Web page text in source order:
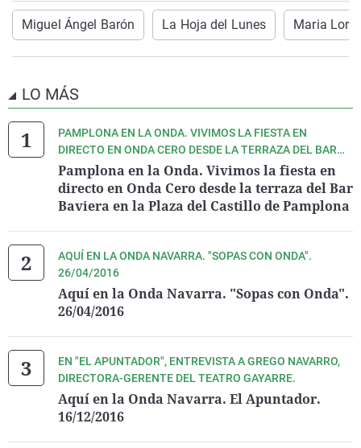
Miguel Ángel Barón La Hoja del Lunes Maria
LO MÁS
PAMPLONA EN LA ONDA. VIVIMOS LA FIESTA EN
DIRECTO EN ONDA CERO DESDE LA TERRAZA DEL BAR
BAVIERA EN LA PLAZA DEL CASTILLO DE PAMPLONA
Pamplona en la Onda. Vivimos la fiesta en
directo en Onda Cero desde la terraza del Bar
Baviera en la Plaza del Castillo de Pamplona
AQUÍ EN LA ONDA NAVARRA. "SOPAS CON ONDA".
26/04/2016
Aquí en la Onda Navarra. "Sopas con Onda".
26/04/2016
EN "EL APUNTADOR", ENTREVISTA A GREGO NAVARRO,
DIRECTORA-GERENTE DEL TEATRO GAYARRE.
Aquí en la Onda Navarra. El Apuntador.
16/12/2016